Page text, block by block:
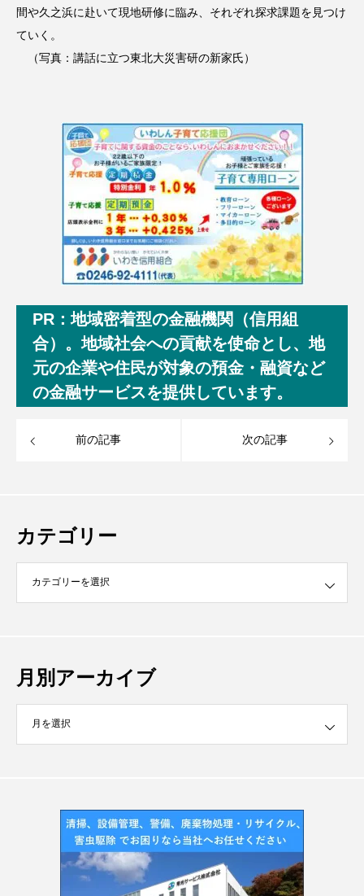
間や久之浜に赴いて現地研修に臨み、それぞれ探求課題を見つけ
ていく。
（写真：講話に立つ東北大災害研の新家氏）
PR：地域密着型の金融機関（信用組
合）。地域社会への貢献を使命とし、地
元の企業や住民が対象の預金・融資など
の金融サービスを提供しています。
前の記事 次の記事
カテゴリー
月別アーカイブ